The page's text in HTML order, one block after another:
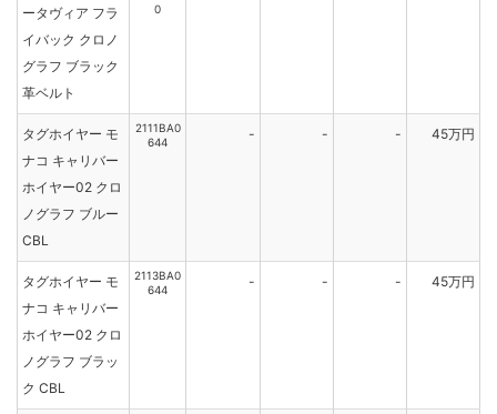
ータヴィア フラ
イバック クロノ
グラフ ブラック
革ベルト
0
タグホイヤー モ
ナコ キャリバー
ホイヤー02 クロ
ノグラフ ブルー
CBL
2111BA0
644
- - - 45万円
タグホイヤー モ
ナコ キャリバー
ホイヤー02 クロ
ノグラフ ブラッ
ク CBL
2113BA0
644
- - - 45万円